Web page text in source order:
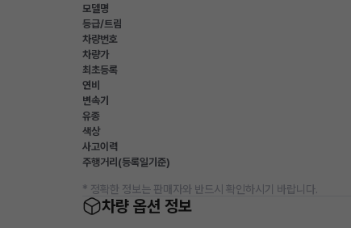
모델명
등급/트림
차량번호
차량가
최초등록
연비
변속기
유종
색상
사고이력
주행거리(등록일기준)
* 정확한 정보는 판매자와 반드시 확인하시기 바랍니다.
차량 옵션 정보